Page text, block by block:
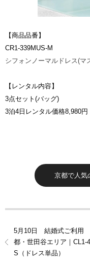
【商品品番】
CR1-339MUS-M
シフォンノーマルドレス(マ
【レンタル内容】
3点セット(バッグ)
3泊4日レンタル価格8,980円
京都で人気
5月10日 結婚式ご利用
都・世田谷エリア｜CL1-
S（ドレス単品）